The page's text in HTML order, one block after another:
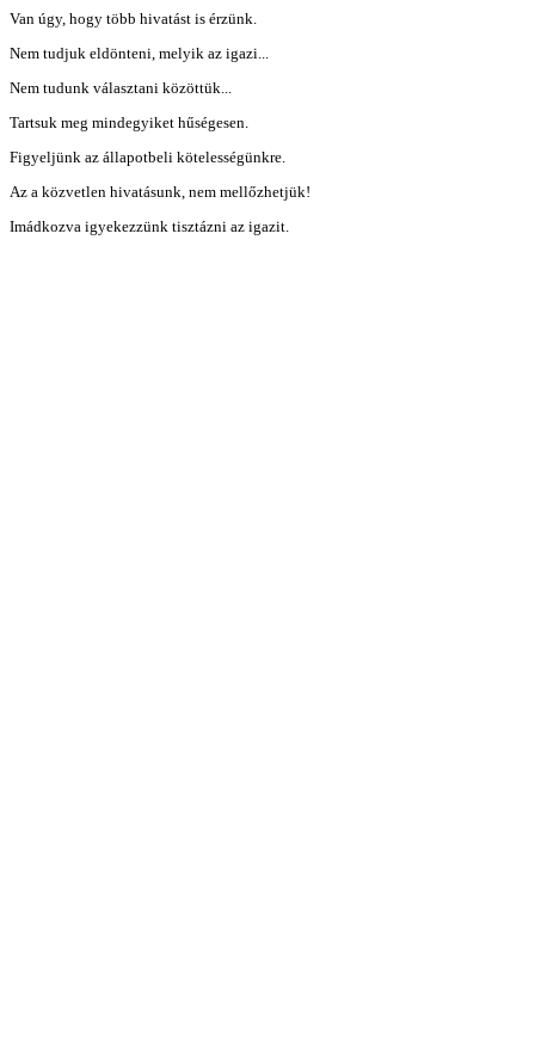
Van úgy, hogy több hivatást is érzünk.
Nem tudjuk eldönteni, melyik az igazi...
Nem tudunk választani közöttük...
Tartsuk meg mindegyiket hűségesen.
Figyeljünk az állapotbeli kötelességünkre.
Az a közvetlen hivatásunk, nem mellőzhetjük!
Imádkozva igyekezzünk tisztázni az igazit.